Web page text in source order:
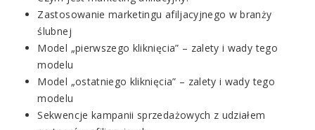
Zastosowanie marketingu afiljacyjnego w branży
ślubnej
Model „pierwszego kliknięcia” – zalety i wady tego
modelu
Model „ostatniego kliknięcia” – zalety i wady tego
modelu
Sekwencje kampanii sprzedażowych z udziałem